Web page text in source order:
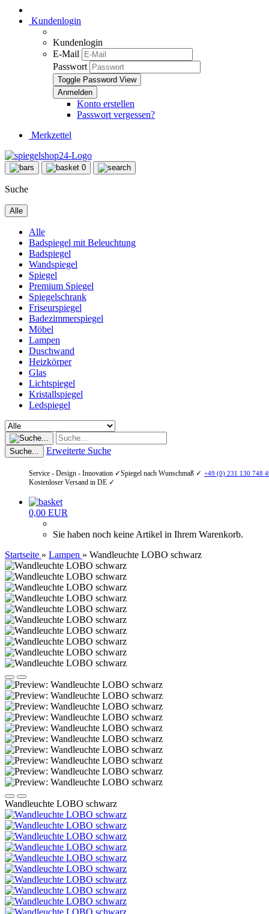
Kundenlogin
Kundenlogin
E-Mail
Passwort
Toggle Password View
Konto erstellen
Passwort vergessen?
Merkzettel
0
Suche
Alle
Alle
Badspiegel mit Beleuchtung
Badspiegel
Wandspiegel
Spiegel
Premium Spiegel
Spiegelschrank
Friseurspiegel
Badezimmerspiegel
Möbel
Lampen
Duschwand
Heizkörper
Glas
Lichtspiegel
Kristallspiegel
Ledspiegel
Suche... Erweiterte Suche
Service - Design - Innovation ✓Spiegel nach Wunschmaß ✓ +49 (0) 231 130 748
Kostenloser Versand in DE ✓
0,00 EUR
Sie haben noch keine Artikel in Ihrem Warenkorb.
Startseite » Lampen » Wandleuchte LOBO schwarz
Wandleuchte LOBO schwarz